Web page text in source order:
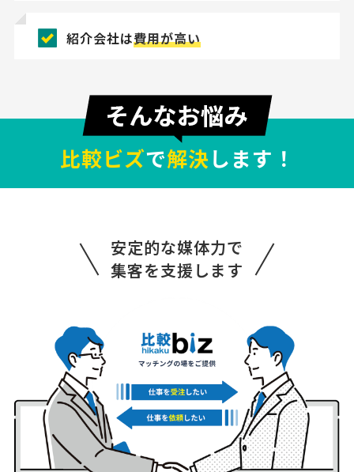
紹介会社は費用が高い
比較ビズで解決します！
安定的な媒体力で
集客を支援します
父母相続の不動産名義変更登記相談